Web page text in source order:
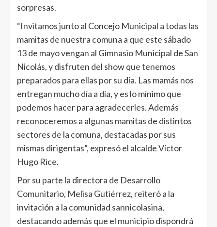
sorpresas.
“Invitamos junto al Concejo Municipal a todas las
mamitas de nuestra comuna a que este sábado
13 de mayo vengan al Gimnasio Municipal de San
Nicolás, y disfruten del show que tenemos
preparados para ellas por su día. Las mamás nos
entregan mucho día a día, y es lo mínimo que
podemos hacer para agradecerles. Además
reconoceremos a algunas mamitas de distintos
sectores de la comuna, destacadas por sus
mismas dirigentas”, expresó el alcalde Víctor
Hugo Rice.
Por su parte la directora de Desarrollo
Comunitario, Melisa Gutiérrez, reiteró a la
invitación a la comunidad sannicolasina,
destacando además que el municipio dispondrá